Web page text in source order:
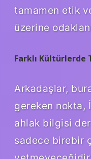
tamamen etik
üzerine
Farklı Kültürlerde
Arkadaşlar,
gereken nokta,
ahlak bilgisi
sadece birebir